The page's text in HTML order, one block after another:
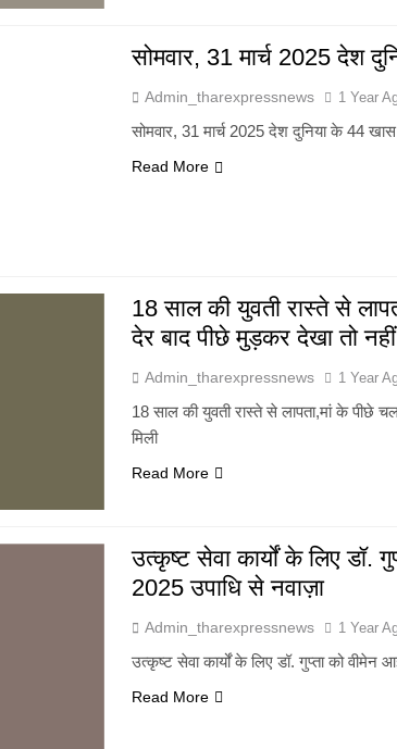
सोमवार, 31 मार्च 2025 देश
Admin_tharexpressnews 1 Year
सोमवार, 31 मार्च 2025 देश दुनिया के 44
Read More
18 साल की युवती रास्ते से
देर बाद पीछे मुड़कर देखा तो नहीं
Admin_tharexpressnews 1 Year
18 साल की युवती रास्ते से लापता,मां के पीछे
मिली
Read More
उत्कृष्ट सेवा कार्यों के लिए डॉ.
2025 उपाधि से नवाज़ा
Admin_tharexpressnews 1 Year
उत्कृष्ट सेवा कार्यों के लिए डॉ. गुप्ता को वीमेन
Read More